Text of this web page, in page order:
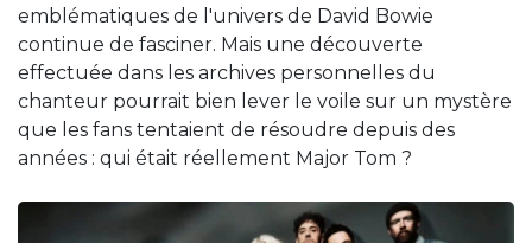
emblématiques de l'univers de David Bowie
continue de fasciner. Mais une découverte
effectuée dans les archives personnelles du
chanteur pourrait bien lever le voile sur un mystère
que les fans tentaient de résoudre depuis des
années : qui était réellement Major Tom ?